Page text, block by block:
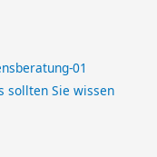
sollten Sie wissen